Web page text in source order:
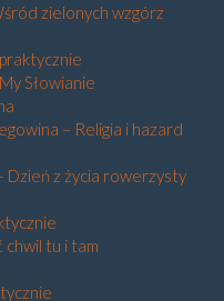
zielonych wzgórz
Słowianie
– Religia i hazard
Dzień z życia rowerzysty
chwil tu i tam